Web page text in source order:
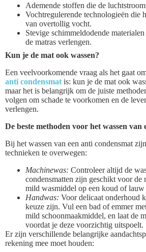
Ademende stoffen die de
Vochtregulerende technologieën die
van overtollig vocht.
Stevige schimmeldodende
de matras verlengen.
Kun je de mat ook wassen?
Een veelvoorkomende vraag als het gaat
anti condensmat is: kun je de mat ook
maar het is belangrijk om de juiste
volgen om schade te voorkomen en de
verlengen.
De beste methoden voor het wassen van
Bij het wassen van een anti condensmat
technieken te overwegen:
Machinewas: Controleer altijd de
condensmatten zijn geschikt voor de
mild wasmiddel op een koud of lauw
Handwas: Voor delicaat onderhoud
keuze zijn. Vul een bad of emmer
mild schoonmaakmiddel, en laat de
voordat je deze voorzichtig uitspoelt.
Er zijn verschillende belangrijke
rekening mee moet houden: